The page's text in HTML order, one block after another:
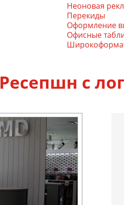
Неоновая
Перекиды
Оформление
Офис­ные
Ресепшн с